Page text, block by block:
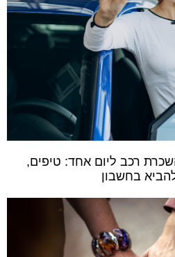
רכב ליום אחד: טיפים,
בחשבון